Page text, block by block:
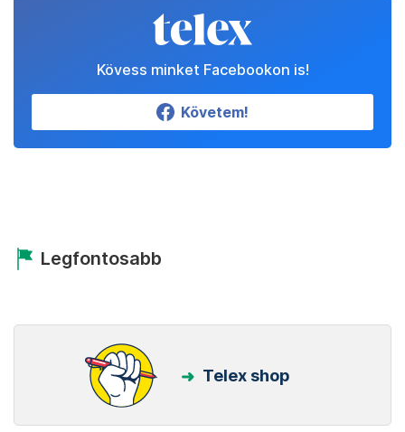
Kövess minket Facebookon is!
Követem!
Legfontosabb
Telex shop